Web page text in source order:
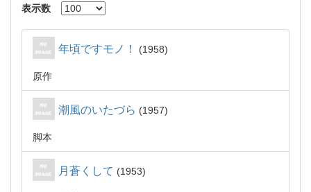
表示数
年頃ですモノ！ 1958
原作
潮風のいたづら 1957
脚本
月蒼くして 1953